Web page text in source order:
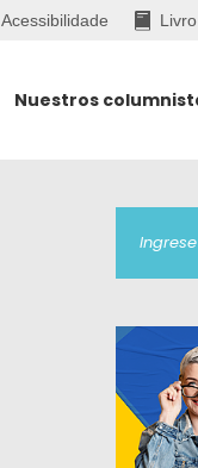
Acessibilidade
Nuestros